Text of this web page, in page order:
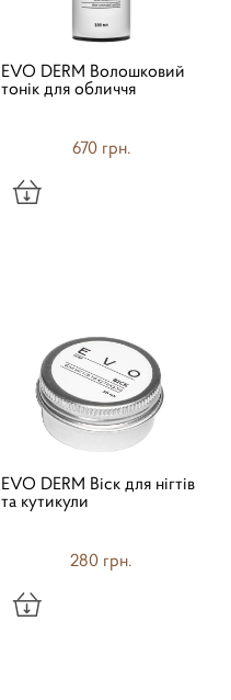
EVO DERM Волошковий
тонік для обличчя
670 грн.
EVO DERM Віск для нігтів
та кутикули
280 грн.